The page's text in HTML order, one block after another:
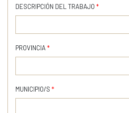
DESCRIPCIÓN DEL TRABAJO *
PROVINCIA *
MUNICIPIO/S *